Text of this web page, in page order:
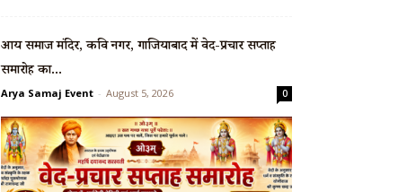
आर्य समाज मंदिर, कवि नगर, गाजियाबाद में वेद-प्रचार सप्ताह
समारोह का...
Arya Samaj Event - August 5, 2026 0